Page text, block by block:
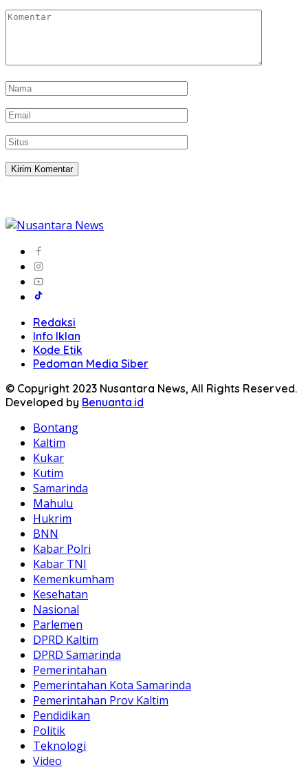
Redaksi
Info Iklan
Kode Etik
Pedoman Media Siber
© Copyright 2023 Nusantara News, All Rights Reserved.
Developed by Benuanta.id
Bontang
Kaltim
Kukar
Kutim
Samarinda
Mahulu
Hukrim
BNN
Kabar Polri
Kabar TNI
Kemenkumham
Kesehatan
Nasional
Parlemen
DPRD Kaltim
DPRD Samarinda
Pemerintahan
Pemerintahan Kota Samarinda
Pemerintahan Prov Kaltim
Pendidikan
Politik
Teknologi
Video